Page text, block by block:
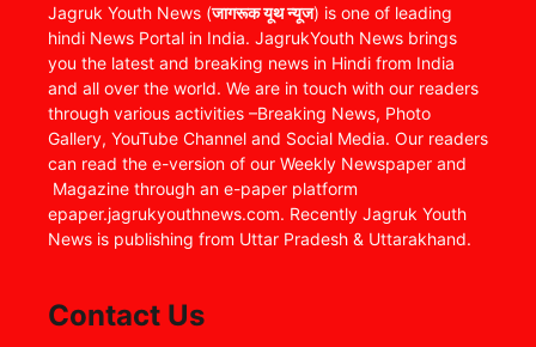
Jagruk Youth News (जागरूक यूथ न्यूज) is one of leading
hindi News Portal in India. JagrukYouth News brings
you the latest and breaking news in Hindi from India
and all over the world. We are in touch with our readers
through various activities –Breaking News, Photo
Gallery, YouTube Channel and Social Media. Our readers
can read the e-version of our Weekly Newspaper and
Magazine through an e-paper platform
epaper.jagrukyouthnews.com. Recently Jagruk Youth
News is publishing from Uttar Pradesh & Uttarakhand.
Contact Us